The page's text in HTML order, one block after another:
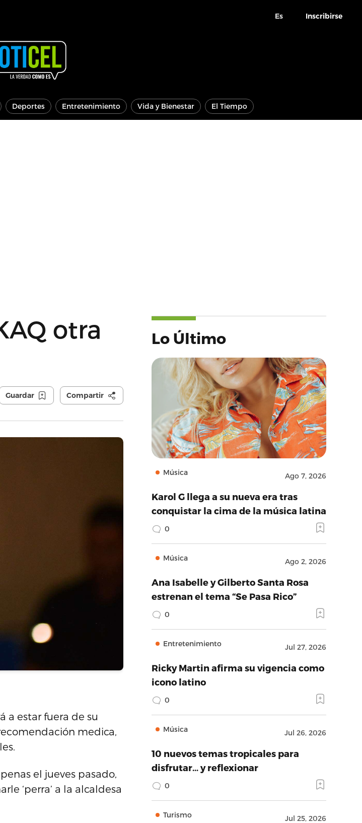
Es Inscribirse
Deportes Entretenimiento Vida y Bienestar El Tiempo
otra
Guardar Compartir
a estar fuera de su
medica,
el jueves pasado,
‘perra’ a la alcaldesa
Lo Último
Música Ago 7, 2026
Karol G llega a su nueva era tras
conquistar la cima de la música latina
0
Música Ago 2, 2026
Ana Isabelle y Gilberto Santa Rosa
estrenan el tema “Se Pasa Rico”
0
Entretenimiento Jul 27, 2026
Ricky Martin afirma su vigencia como
icono latino
0
Música Jul 26, 2026
10 nuevos temas tropicales para
disfrutar… y reflexionar
0
Turismo Jul 25, 2026